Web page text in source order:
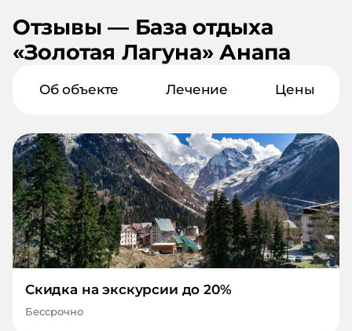
Отзывы — База отдыха
«Золотая Лагуна» Анапа
Об объекте Лечение Цены
Скидка на экскурсии до 20%
Бессрочно